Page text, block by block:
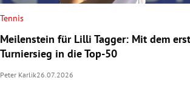
Tennis
Meilenstein für Lilli Tagger: Mit dem
Turniersieg in die Top-50
Peter Karlik26.07.2026